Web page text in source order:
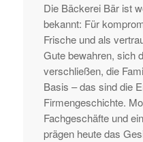
Die Bäckerei Bär ist
bekannt: Für
Frische und als
Gute bewahren, sich
verschließen, die
Basis – das sind die
Firmengeschichte.
Fachgeschäfte und
prägen heute das